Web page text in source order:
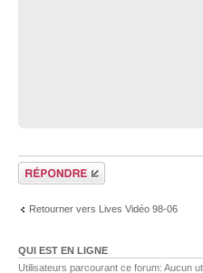
Répondre
Retourner vers Lives Vidéo 98-06
QUI EST EN LIGNE
Utilisateurs parcourant ce forum: Aucun